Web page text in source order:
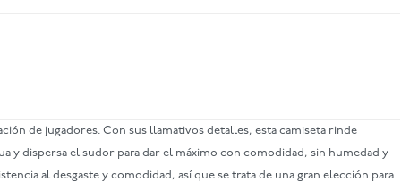
de jugadores. Con sus llamativos detalles, esta camiseta rinde
y dispersa el sudor para dar el máximo con comodidad, sin humedad y
al desgaste y comodidad, así que se trata de una gran elección para